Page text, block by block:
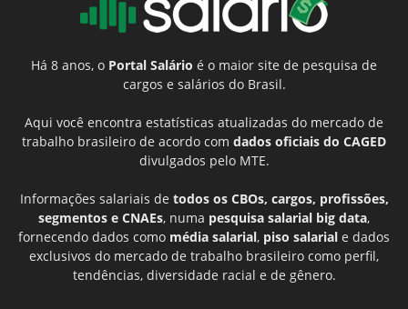
Há 8 anos, o Portal Salário é o maior site de pesquisa de
cargos e salários do Brasil.
Aqui você encontra estatísticas atualizadas do mercado de
trabalho brasileiro de acordo com dados oficiais do CAGED
divulgados pelo MTE.
Informações salariais de todos os CBOs, cargos, profissões,
segmentos e CNAEs, numa pesquisa salarial big data,
fornecendo dados como média salarial, piso salarial e dados
exclusivos do mercado de trabalho brasileiro como perfil,
tendências, diversidade racial e de gênero.